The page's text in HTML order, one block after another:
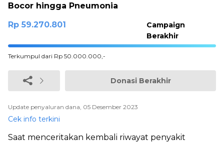
Bocor hingga Pneumonia
Rp 59.270.801
Campaign
Berakhir
100%
Terkumpul dari Rp 50.000.000,-
Donasi Berakhir
Update penyaluran dana, 05 Desember 2023
Cek info terkini
Saat menceritakan kembali riwayat penyakit